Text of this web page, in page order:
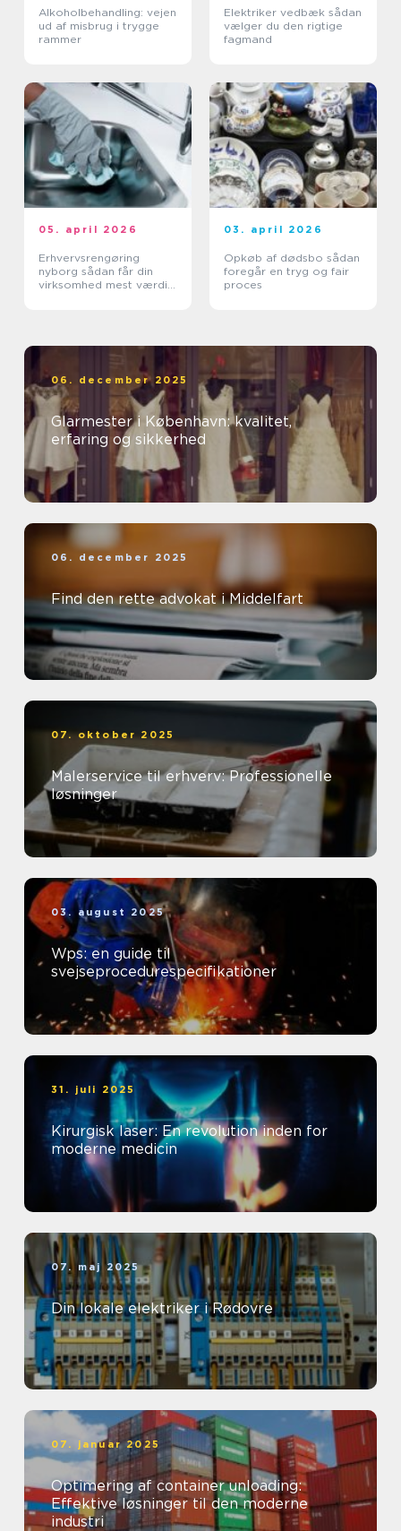
Alkoholbehandling: vejen
ud af misbrug i trygge
rammer
Elektriker vedbæk sådan
vælger du den rigtige
fagmand
05. april 2026
Erhvervsrengøring
nyborg sådan får din
virksomhed mest værdi
03. april 2026
Opkøb af dødsbo sådan
foregår en tryg og fair
proces
06. december 2025
Glarmester i København: kvalitet,
erfaring og sikkerhed
06. december 2025
Find den rette advokat i Middelfart
07. oktober 2025
Malerservice til erhverv: Professionelle
løsninger
03. august 2025
Wps: en guide til
svejseprocedurespecifikationer
31. juli 2025
Kirurgisk laser: En revolution inden for
moderne medicin
07. maj 2025
Din lokale elektriker i Rødovre
07. januar 2025
Optimering af container unloading:
Effektive løsninger til den moderne
industri